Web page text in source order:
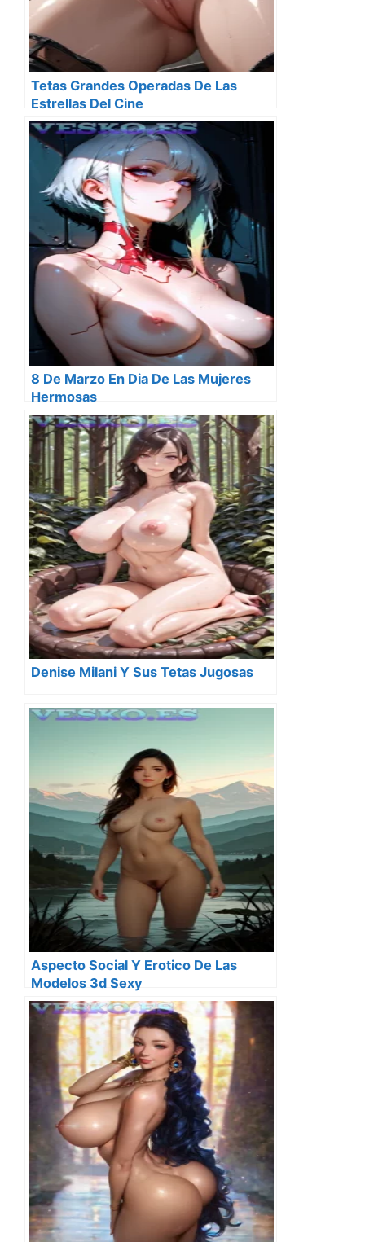
Tetas Grandes Operadas De Las
Estrellas Del Cine
8 De Marzo En Dia De Las Mujeres
Hermosas
Denise Milani Y Sus Tetas Jugosas
Aspecto Social Y Erotico De Las
Modelos 3d Sexy